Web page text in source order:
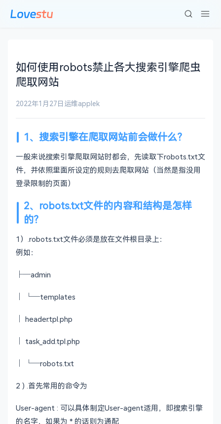
如何使用robots禁止各大搜索引擎爬虫
爬取网站
2022年1月27日 运维applek
1、搜索引擎在爬取网站前会做什么？
一般来说搜索引擎爬取网站时都会，先读取下robots.txt文
件，并依照里面所设定的规则去爬取网站（当然是指没用
登录限制的页面）
2、robots.txt文件的内容和结构是怎样
的？
1）.robots.txt文件必须是放在文件根目录上：
例如：
├─admin
│ └─templates
│ header.tpl.php
│ task_add.tpl.php
│ └─robots.txt
2 ) .首先常用的命令为
User-agent : 可以具体制定User-agent适用，即搜索引擎
的名字，如果为 * 的话则为通配